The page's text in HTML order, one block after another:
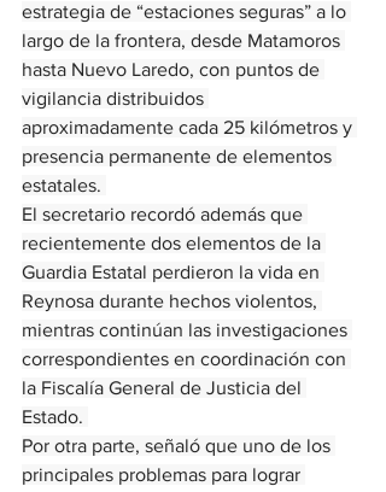
estrategia de “estaciones seguras” a lo
largo de la frontera, desde Matamoros
hasta Nuevo Laredo, con puntos de
vigilancia distribuidos
aproximadamente cada 25 kilómetros y
presencia permanente de elementos
estatales.
El secretario recordó además que
recientemente dos elementos de la
Guardia Estatal perdieron la vida en
Reynosa durante hechos violentos,
mientras continúan las investigaciones
correspondientes en coordinación con
la Fiscalía General de Justicia del
Estado.
Por otra parte, señaló que uno de los
principales problemas para lograr